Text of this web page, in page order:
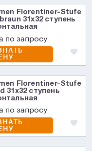
Florentiner-Stufe
31х32 ступень
по запросу
Florentiner-Stufe
31х32 ступень
по запросу